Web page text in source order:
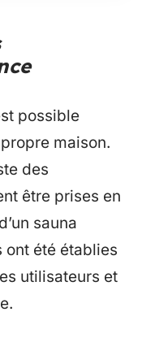
possible
maison.
des
être prises en
sauna
ont été établies
utilisateurs et